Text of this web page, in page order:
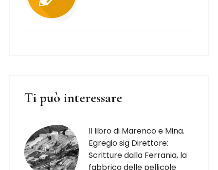
Ti può interessare
Il libro di Marenco e Mina.
Egregio sig Direttore:
Scritture dalla Ferrania, la
fabbrica delle pellicole